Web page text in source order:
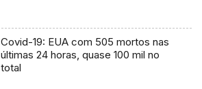
Covid-19: EUA com 505 mortos nas
últimas 24 horas, quase 100 mil no
total